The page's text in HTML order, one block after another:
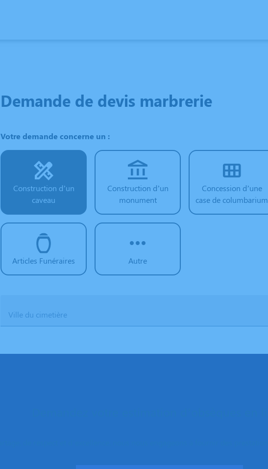
Demande de devis marbrerie
Votre demande concerne un :
Construction d’un
caveau
Construction d’un
monument
Concession d’une
case de columbarium
Articles Funéraires Autre
Ville du cimetière